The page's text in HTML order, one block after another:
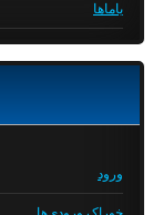
یاماها
ورود